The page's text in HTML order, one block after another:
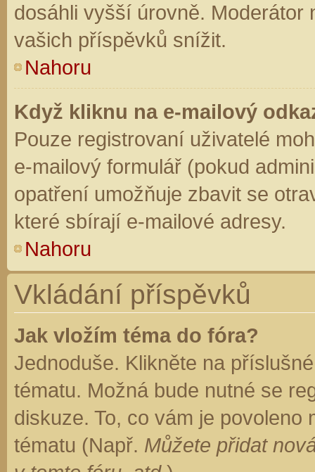
dosáhli vyšší úrovně. Moderátor
vašich příspěvků snížit.
Nahoru
Když kliknu na e-mailový
Pouze registrovaní uživatelé
e-mailový formulář (pokud
opatření umožňuje zbavit se
které sbírají e-mailové adresy.
Nahoru
Vkládání příspěvků
Jak vložím téma do fóra?
Jednoduše. Klikněte na
tématu. Možná bude nutné se
diskuze. To, co vám je
tématu (Např. Můžete přidat